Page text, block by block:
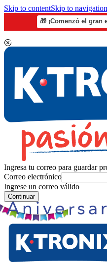
Skip to contentSkip to
🎁 ¡Comenzó el gran
Ingresa tu correo para guardar
Correo electrónico
Ingrese un correo válido
Continuar